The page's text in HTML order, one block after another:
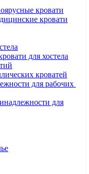
кровати
кровати
для хостела
кроватей
для рабочих
для